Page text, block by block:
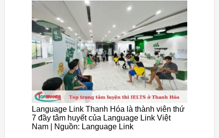
Language Link Thanh Hóa là thành viên thứ
7 đầy tâm huyết của Language Link Việt
Nam | Nguồn: Language Link